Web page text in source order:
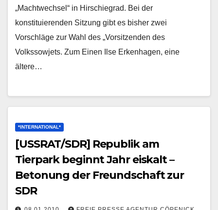
„Machtwechsel“ in Hirschiegrad. Bei der
konstituierenden Sitzung gibt es bisher zwei
Vorschläge zur Wahl des „Vorsitzenden des
Volkssowjets. Zum Einen Ilse Erkenhagen, eine
ältere…
*INTERNATIONAL*
[USSRAT/SDR] Republik am
Tierpark beginnt Jahr eiskalt –
Betonung der Freundschaft zur
SDR